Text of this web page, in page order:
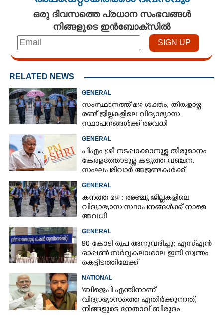
ഒരു ദിവസത്തെ പ്രധാന സംഭവങ്ങൾ
നിങ്ങളുടെ ഇൻബോക്സിൽ
RELATED NEWS
GENERAL
സംസ്ഥാനത്ത് മഴ ശക്തം; തിങ്കളാഴ്ച
രണ്ട് ജില്ലകളിലെ വിദ്യാഭ്യാസ
സ്ഥാപനങ്ങൾക്ക് അവധി
GENERAL
പിഎം ശ്രീ നടപ്പാക്കാനുള്ള തീരുമാനം
കേരളത്തോടുള്ള കടുത്ത വഞ്ചന,​
സംഘപരിവാർ അജണ്ടകൾക്ക്
നിൽക്കുന്നു'
GENERAL
കനത്ത മഴ : അഞ്ചു ജില്ലകളിലെ
വിദ്യാഭ്യാസ സ്ഥാപനങ്ങൾക്ക് നാളെ
അവധി
GENERAL
90 കോടി രൂപ അനുവദിച്ചു: എസ്എൻ
ഓപ്പൺ സർവ്വകലാശാല ഇനി സ്വന്തം
കെട്ടിടത്തിലേക്ക്
NATIONAL
'ബിജെപി എന്തിനാണ്
വിദ്യാഭ്യാസത്തെ എതിർക്കുന്നത്,
നിങ്ങളുടെ നേതാവ് ബിരുദം